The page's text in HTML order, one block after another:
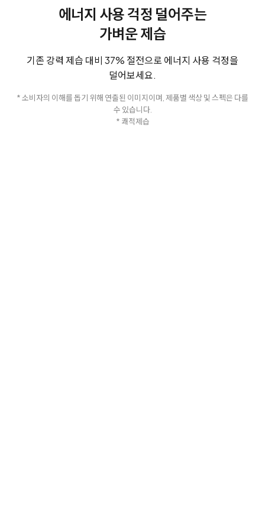
에너지 사용 걱정 덜어주는
가벼운 제습
기존 강력 제습 대비 37% 절전으로 에너지 사용 걱정을
덜어보세요.
* 소비자의 이해를 돕기 위해 연출된 이미지이며, 제품별 색상 및 스펙은 다를
수 있습니다.
* 쾌적제습